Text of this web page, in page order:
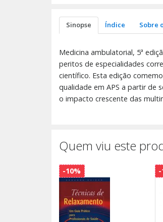
Sinopse Índice Sobre
Medicina ambulatorial, 5ª
peritos de especialidades
científico. Esta edição
qualidade em APS a partir de
o impacto crescente das
Quem viu este
-10% -